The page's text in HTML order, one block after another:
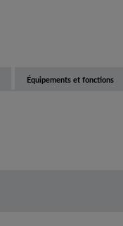
Équipements et fonctions